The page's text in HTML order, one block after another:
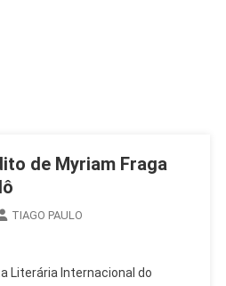
de Myriam Fraga
TIAGO PAULO
Literária Internacional do